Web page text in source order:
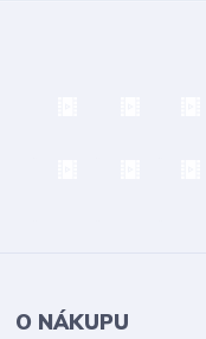
O NÁKUPU